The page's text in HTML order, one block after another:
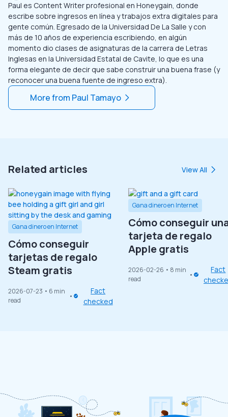
Paul es Content Writer profesional en Honeygain, donde
escribe sobre ingresos en línea y trabajos extra digitales para
gente común. Egresado de la Universidad De La Salle y con
más de 10 años de experiencia escribiendo, en algún
momento dio clases de asignaturas de la carrera de Letras
Inglesas en la Universidad Estatal de Cavite, lo que es una
forma elegante de decir que sabe construir una buena frase (y
reconocer una buena fuente de ingreso extra).
More from Paul Tamayo
Related articles View All
Gana dinero en Internet
Cómo conseguir
tarjetas de regalo
Steam gratis
2026-07-23 • 6 min
read
Fact
checked
Gana dinero en Internet
Cómo conseguir
tarjeta de regalo
Apple gratis
2026-02-26 • 8 min
read
Fact